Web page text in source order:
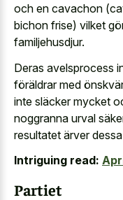
och en cavachon
bichon frise) vilket
familjehusdjur.
Deras avelsprocess
föräldrar med
inte släcker mycket
noggranna urval
resultatet ärver
Intriguing read:
Partiet